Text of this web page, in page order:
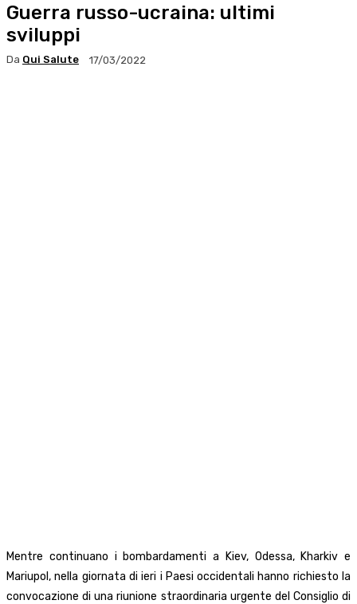
Guerra russo-ucraina: ultimi
sviluppi
Da Qui Salute 17/03/2022
Mentre continuano i bombardamenti a Kiev, Odessa, Kharkiv e
Mariupol, nella giornata di ieri i Paesi occidentali hanno richiesto la
convocazione di una riunione straordinaria urgente del Consiglio di